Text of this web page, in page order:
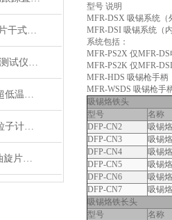
日本ULVAC DA-30D膜片干式真空泵技术资料
3M 701重锤式静电电阻测试仪技术参数
海尔haier DW-86L828J超低温保存箱详细参数
美国Met One 3411激光粒子计数器技术参数
GLD-N051/GLD-N280油旋片式真空泵技术资料
型号 说明
MFR-DSX 吸锡系统（
MFR-DSI 吸锡系统（
系统包括：
MFR-PS2X 仅MFR-
MFR-PS2K 仅MFR-
MFR-HDS 吸锡枪手柄
MFR-WSDS 吸锡枪手
吸锡烙铁头
型号
名称
DFP-CN2
吸锡
DFP-CN3
吸锡
DFP-CN4
吸锡
DFP-CN5
吸锡
DFP-CN6
吸锡
DFP-CN7
吸锡
吸锡烙铁长头
型号
名称